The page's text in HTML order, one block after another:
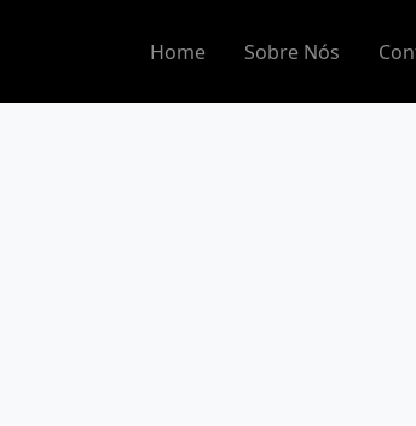
Home Sobre Nós